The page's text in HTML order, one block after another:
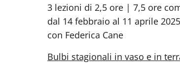
3 lezioni di 2,5 ore | 7,5 ore
dal 14 febbraio al 11 aprile
con Federica Cane
Bulbi stagionali in vaso e in